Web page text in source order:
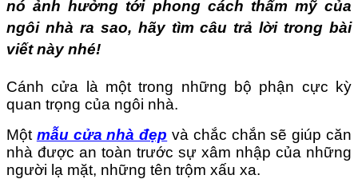
nó ảnh hưởng tới phong cách thẩm mỹ của
ngôi nhà ra sao, hãy tìm câu trả lời trong bài
viết này nhé!
Cánh cửa là một trong những bộ phận cực kỳ
quan trọng của ngôi nhà.
Một mẫu cửa nhà đẹp và chắc chắn sẽ giúp căn
nhà được an toàn trước sự xâm nhập của những
người lạ mặt, những tên trộm xấu xa.